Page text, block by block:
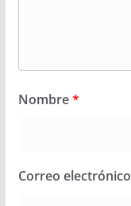
Nombre*
Correo electrónico